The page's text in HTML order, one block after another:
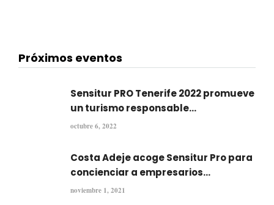
Próximos eventos
Sensitur PRO Tenerife 2022 promueve
un turismo responsable...
octubre 6, 2022
Costa Adeje acoge Sensitur Pro para
concienciar a empresarios...
noviembre 1, 2021